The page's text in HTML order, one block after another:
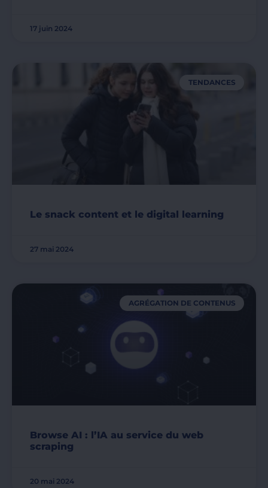
17 juin 2024
TENDANCES
Le snack content et le digital learning
27 mai 2024
AGRÉGATION DE CONTENUS
Browse AI : l’IA au service du web
scraping
20 mai 2024